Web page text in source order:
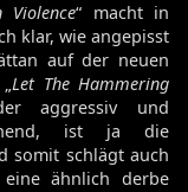
Violence“ macht in
klar, wie angepisst
auf der neuen
Let The Hammering
aggressiv und
ist ja die
somit schlägt auch
ähnlich derbe